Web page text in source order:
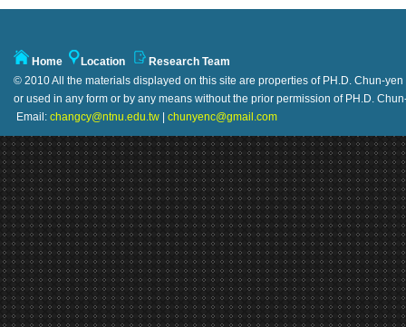
Home Location
Research Team
© 2010 All the materials displayed on this site are properties of PH.D. Chun-
or used in any form or by any means without the prior permission of PH.D.
Email: changcy@ntnu.edu.tw chunyenc@gmail.com